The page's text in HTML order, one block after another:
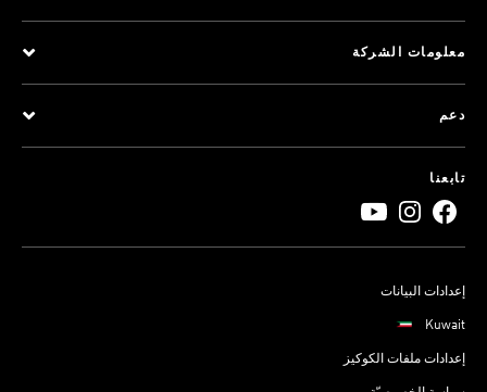
معلومات الشركة
دعم
تابعنا
إعدادات البيانات
Kuwait
إعدادات ملفات الكوكيز